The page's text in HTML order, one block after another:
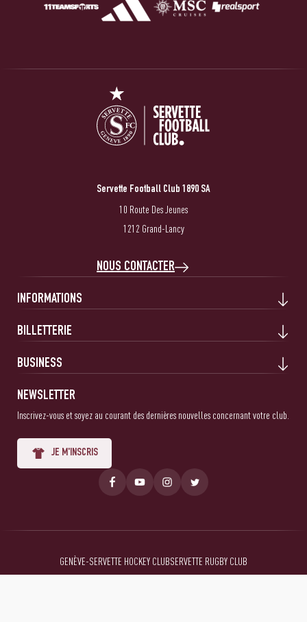
Servette Football Club 1890 SA
10 Route Des Jeunes
1212 Grand-Lancy
NOUS CONTACTER
INFORMATIONS
BILLETTERIE
BUSINESS
NEWSLETTER
Inscrivez-vous et soyez au courant des dernières nouvelles concernant votre club.
JE M'INSCRIS
GENÈVE-SERVETTE HOCKEY CLUBSERVETTE RUGBY CLUB